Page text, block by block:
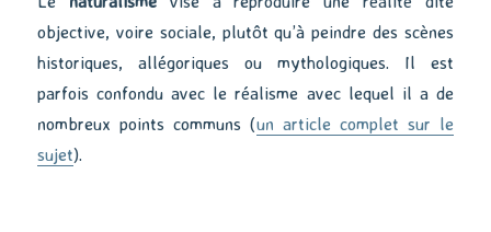
objective, voire sociale, plutôt qu’à peindre des scènes
historiques, allégoriques ou mythologiques. Il est
parfois confondu avec le réalisme avec lequel il a de
nombreux points communs (un article complet sur le
sujet).